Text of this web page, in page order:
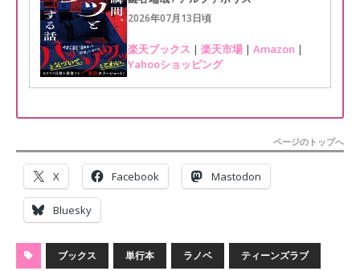
2026年07月13日頃
楽天ブックス | 楽天市場 | Amazon |
Yahooショッピング
ページのトップへ
X Facebook Mastodon
Bluesky
ブックス 単行本 ラノベ ティーンズラブ